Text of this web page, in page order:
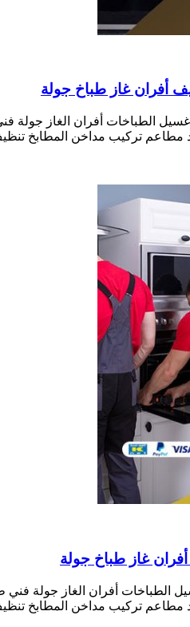
الطباخات أفران الغاز
تركيب مداخن المطابخ
الطباخات أفران الغاز جولة
تركيب مداخن المطابخ